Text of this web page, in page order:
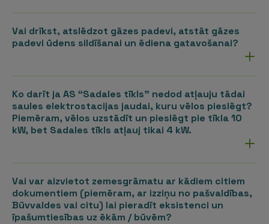
Vai drīkst, atslēdzot gāzes padevi, atstāt gāzes
padevi ūdens sildīšanai un ēdiena gatavošanai?
Ko darīt ja AS “Sadales tīkls” nedod atļauju tādai
saules elektrostacijas jaudai, kuru vēlos pieslēgt?
Piemēram, vēlos uzstādīt un pieslēgt pie tīkla 10
kW, bet Sadales tīkls atļauj tikai 4 kW.
Vai var aizvietot zemesgrāmatu ar kādiem citiem
dokumentiem (piemēram, ar izziņu no pašvaldības,
Būvvaldes vai citu) lai pieradīt eksistenci un
īpašumtiesības uz ēkām / būvēm?